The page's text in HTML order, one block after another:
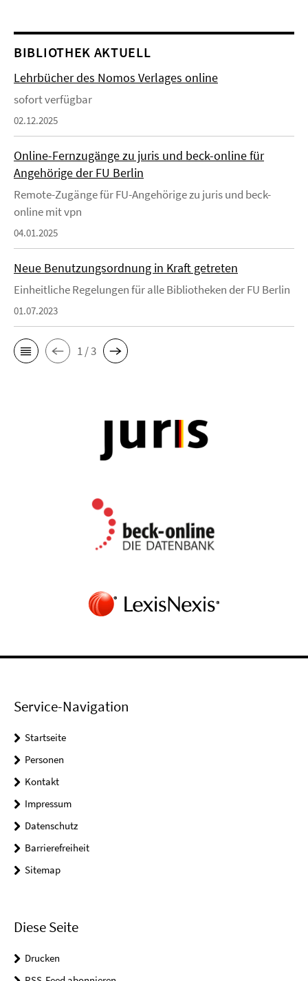
BIBLIOTHEK AKTUELL
Lehrbücher des Nomos Verlages online
sofort verfügbar
02.12.2025
Online-Fernzugänge zu juris und beck-online für
Angehörige der FU Berlin
Remote-Zugänge für FU-Angehörige zu juris und beck-
online mit vpn
04.01.2025
Neue Benutzungsordnung in Kraft getreten
Einheitliche Regelungen für alle Bibliotheken der FU Berlin
01.07.2023
1 / 3
Service-Navigation
Startseite
Personen
Kontakt
Impressum
Datenschutz
Barrierefreiheit
Sitemap
Diese Seite
Drucken